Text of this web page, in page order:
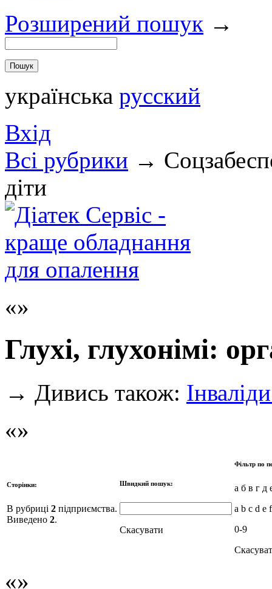
Розширений пошук →
українська русский
Вхід
Всi рубрики →
діти
Глухі, глухонімі:
→ Дивись також:
Сторінки:
В рубриці 2 підприємства.
Виведено 2.
Швидкий пошук:
Скасувати
Фільтр по
а б в г д
a b c d e
0-9